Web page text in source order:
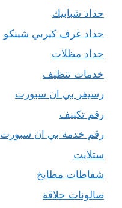
حداد شبابيك
حداد غرف كيربي شينكو
حداد مظلات
خدمات تنظيف
رسيفر بي ان سبورت
رقم تكييف
رقم خدمة بي ان سبورت
ستلايت
شفاطات مطابخ
صالونات حلاقة